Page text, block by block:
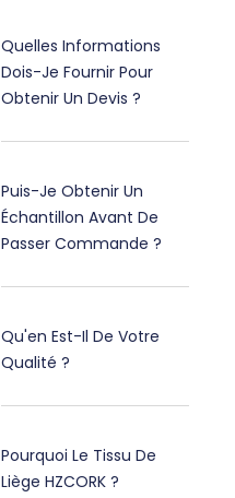
Quelles Informations
Dois-Je Fournir Pour
Obtenir Un Devis ?
Puis-Je Obtenir Un
Échantillon Avant De
Passer Commande ?
Qu'en Est-Il De Votre
Qualité ?
Pourquoi Le Tissu De
Liège HZCORK ?